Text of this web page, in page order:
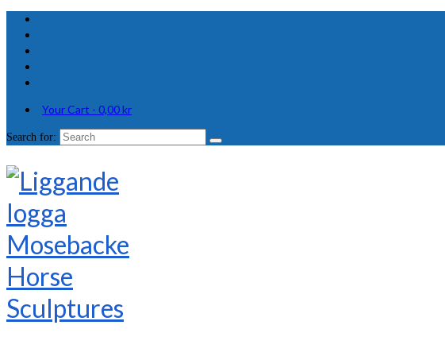
Your Cart - 0,00kr
Search for: